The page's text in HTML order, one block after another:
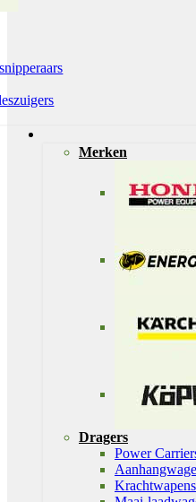
Merken
Dragers
Power
Krachtwapens